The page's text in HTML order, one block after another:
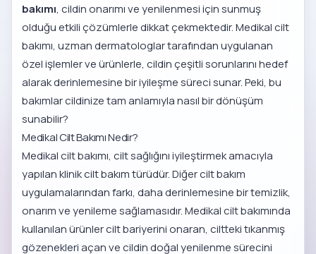
bakımı, cildin onarımı ve yenilenmesi için sunmuş
olduğu etkili çözümlerle dikkat çekmektedir. Medikal cilt
bakımı, uzman dermatologlar tarafından uygulanan
özel işlemler ve ürünlerle, cildin çeşitli sorunlarını hedef
alarak derinlemesine bir iyileşme süreci sunar. Peki, bu
bakımlar cildinize tam anlamıyla nasıl bir dönüşüm
sunabilir?
Medikal Cilt Bakımı Nedir?
Medikal cilt bakımı, cilt sağlığını iyileştirmek amacıyla
yapılan klinik cilt bakım türüdür. Diğer cilt bakım
uygulamalarından farkı, daha derinlemesine bir temizlik,
onarım ve yenileme sağlamasıdır. Medikal cilt bakımında
kullanılan ürünler cilt bariyerini onaran, ciltteki tıkanmış
gözenekleri açan ve cildin doğal yenilenme sürecini